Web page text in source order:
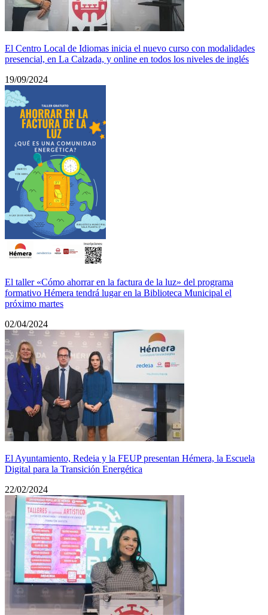
El Centro Local de Idiomas inicia el nuevo curso con modalidades
presencial, en La Calzada, y online en todos los niveles de inglés
19/09/2024
El taller «Cómo ahorrar en la factura de la luz» del programa
formativo Hémera tendrá lugar en la Biblioteca Municipal el
próximo martes
02/04/2024
El Ayuntamiento, Redeia y la FEUP presentan Hémera, la Escuela
Digital para la Transición Energética
22/02/2024